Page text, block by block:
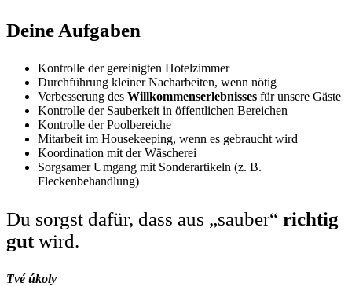
Deine Aufgaben
Kontrolle der gereinigten Hotelzimmer
Durchführung kleiner Nacharbeiten, wenn nötig
Verbesserung des Willkommenserlebnisses für unsere Gäste
Kontrolle der Sauberkeit in öffentlichen Bereichen
Kontrolle der Poolbereiche
Mitarbeit im Housekeeping, wenn es gebraucht wird
Koordination mit der Wäscherei
Sorgsamer Umgang mit Sonderartikeln (z. B.
Fleckenbehandlung)
Du sorgst dafür, dass aus „sauber“ richtig
gutwird.
Tvé úkoly